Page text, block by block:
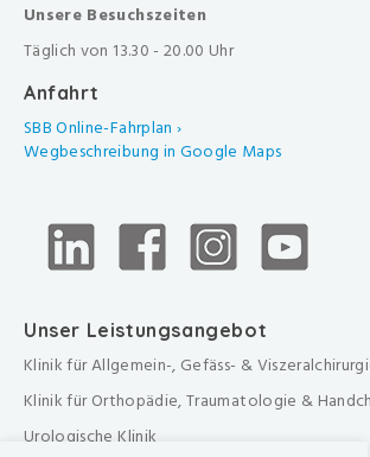
Unsere Besuchszeiten
Täglich von 13.30 - 20.00 Uhr
Anfahrt
SBB Online-Fahrplan ›
Wegbeschreibung in Google Maps
Unser Leistungsangebot
Klinik für Allgemein-, Gefäss- &
Klinik für Orthopädie, Traumatologie &
Urologische Klinik